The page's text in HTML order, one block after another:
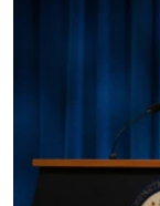
ကျော်
ကြည့်
ရုပ်ရှင်ထဲက အင်္ဂလိ
ဗွီအိုအေ လူမှုကွန်ယက်